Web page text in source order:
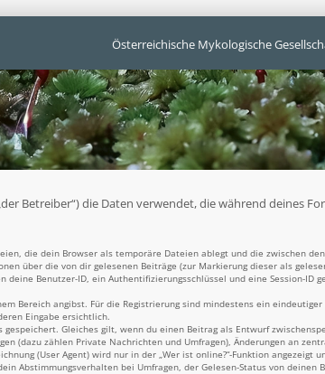
Österreichische Mykologische
Betreiber“) die Daten verwendet, die während deines
die dein Browser als temporäre Dateien ablegt und die zwischen
über die von dir gelesenen Beiträge (zur Markierung dieser als
Benutzer-ID, ein Authentifizierungsschlüssel und eine Session-ID
Bereich angibst. Für die Registrierung sind mindestens ein
Eingabe ersichtlich.
Gleiches gilt, wenn du einen Beitrag als Entwurf
(dazu zählen Private Nachrichten und Umfragen), Änderungen an
(User Agent) wird nur in der „Wer ist online?“-Funktion angezeigt
Abstimmungsverhalten bei Umfragen, der Gelesen-Status von